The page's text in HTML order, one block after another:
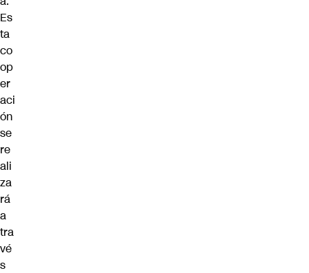
Es
ta
co
op
er
aci
ón
se
re
ali
za
rá
a
tra
vé
s